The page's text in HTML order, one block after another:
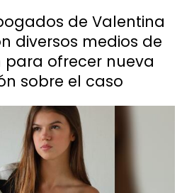
de Valentina
diversos medios de
ofrecer nueva
sobre el caso